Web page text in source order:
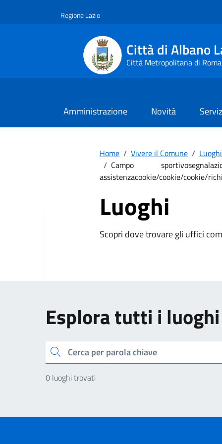
Regione Lazio
Città di Albano
Città Metropolitana di
Amministrazione Novità
Home / Vivere il Comune / Luoghi
/ Campo
assistenzacookie/cookie/cookie/
Luoghi
Scopri dove trovare gli uffici
Esplora tutti i luoghi
Cerca
0 luoghi trovati